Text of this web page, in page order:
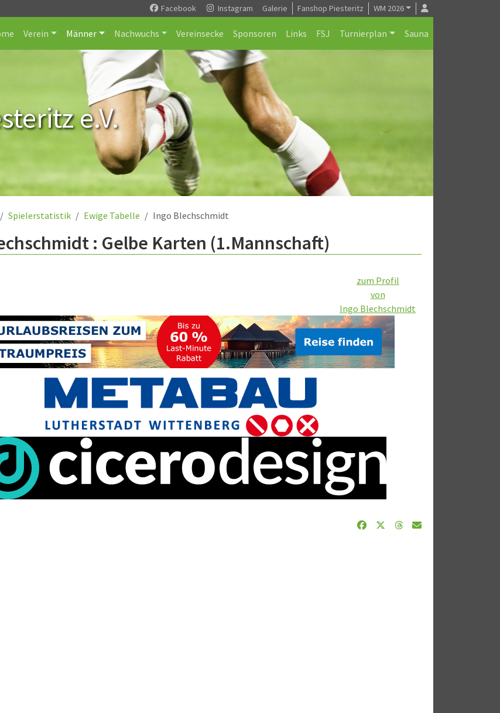
Facebook Instagram Galerie Fanshop Piesteritz WM 2026
Verein Männer Nachwuchs Vereinsecke Sponsoren Links FSJ Turnierplan Sauna
e.V.
Spielerstatistik Ewige Tabelle Ingo Blechschmidt
: Gelbe Karten (1.Mannschaft)
zum Profil
von
Ingo Blechschmidt